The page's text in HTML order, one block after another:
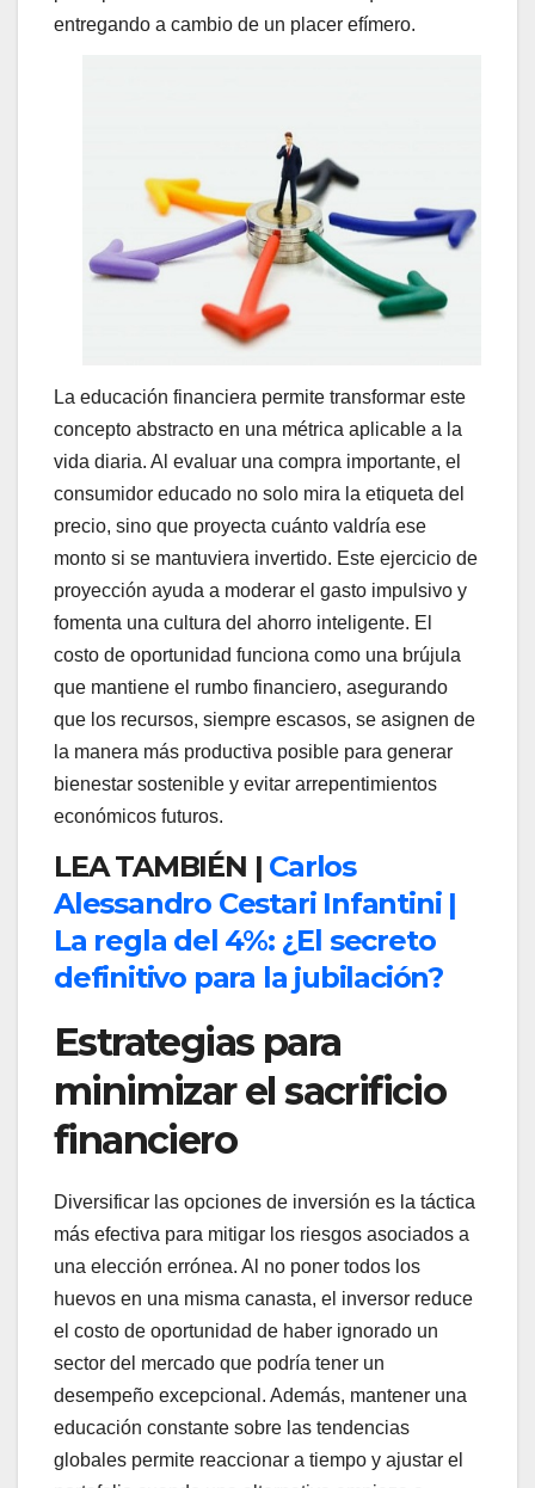
entregando a cambio de un placer efímero.
La educación financiera permite transformar este
concepto abstracto en una métrica aplicable a la
vida diaria. Al evaluar una compra importante, el
consumidor educado no solo mira la etiqueta del
precio, sino que proyecta cuánto valdría ese
monto si se mantuviera invertido. Este ejercicio de
proyección ayuda a moderar el gasto impulsivo y
fomenta una cultura del ahorro inteligente. El
costo de oportunidad funciona como una brújula
que mantiene el rumbo financiero, asegurando
que los recursos, siempre escasos, se asignen de
la manera más productiva posible para generar
bienestar sostenible y evitar arrepentimientos
económicos futuros.
LEA TAMBIÉN | Carlos
Alessandro Cestari Infantini |
La regla del 4%: ¿El secreto
definitivo para la jubilación?
Estrategias para
minimizar el sacrificio
financiero
Diversificar las opciones de inversión es la táctica
más efectiva para mitigar los riesgos asociados a
una elección errónea. Al no poner todos los
huevos en una misma canasta, el inversor reduce
el costo de oportunidad de haber ignorado un
sector del mercado que podría tener un
desempeño excepcional. Además, mantener una
educación constante sobre las tendencias
globales permite reaccionar a tiempo y ajustar el